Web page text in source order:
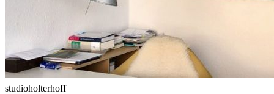
studioholterhoff